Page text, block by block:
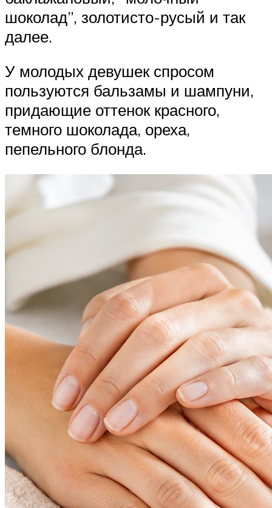
шоколад”, золотисто-русый и так
далее.
У молодых девушек спросом
пользуются бальзамы и шампуни,
придающие оттенок красного,
темного шоколада, ореха,
пепельного блонда.